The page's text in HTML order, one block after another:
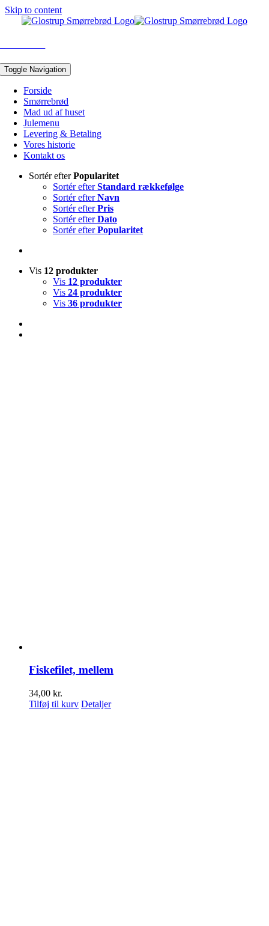
Skip to content
Toggle Navigation
Forside
Smørrebrød
Mad ud af huset
Julemenu
Levering & Betaling
Vores historie
Kontakt os
Sortér efterPopularitet
Sortér efterStandard rækkefølge
Sortér efterNavn
Sortér efterPris
Sortér efterDato
Sortér efterPopularitet
Vis 12 produkter
Vis 12 produkter
Vis 24 produkter
Vis 36 produkter
Fiskefilet, mellem
34,00 kr.
Tilføj til kurv Detaljer